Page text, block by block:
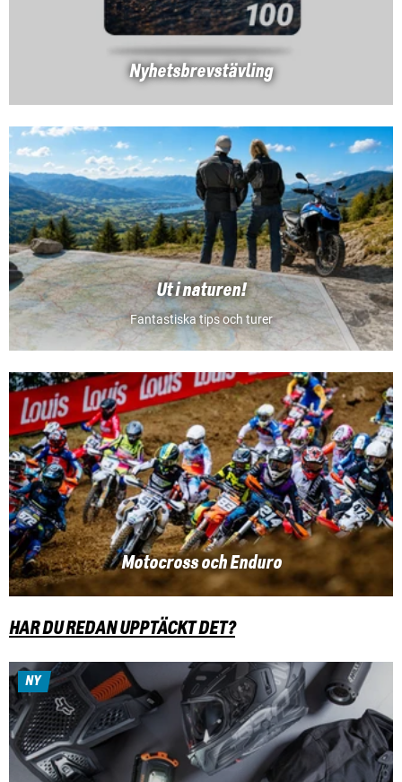
Nyhetsbrevstävling
Ut i naturen!
Fantastiska tips och turer
Motocross och Enduro
HAR DU REDAN UPPTÄCKT DET?
NY